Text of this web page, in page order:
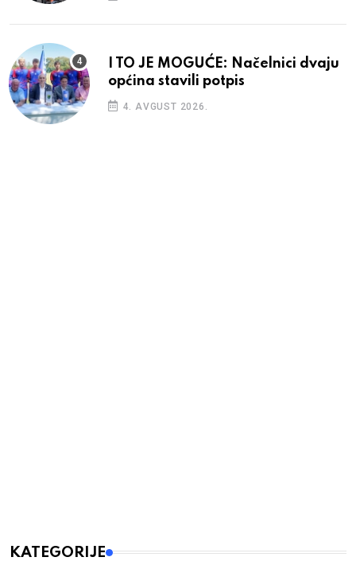
I TO JE MOGUĆE: Načelnici dvaju
općina stavili potpis
4. AVGUST 2026.
KATEGORIJE